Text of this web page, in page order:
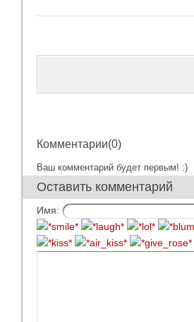
Комментарии(0)
Ваш комментарий будет первым! :)
Оставить комментарий
Имя: